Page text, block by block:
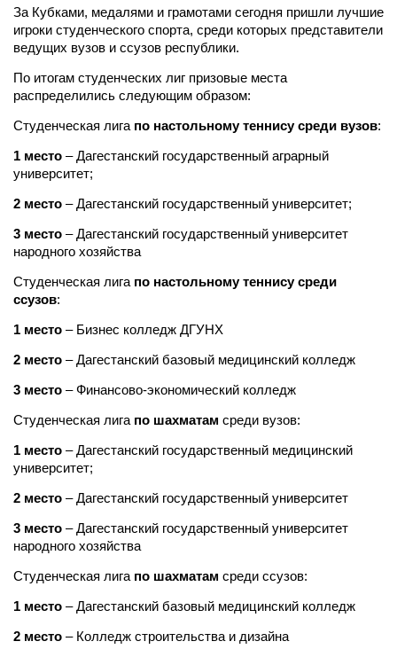
За Кубками, медалями и грамотами сегодня пришли лучшие
игроки студенческого спорта, среди которых представители
ведущих вузов и ссузов республики.
По итогам студенческих лиг призовые места
распределились следующим образом:
Студенческая лига по настольному теннису среди вузов:
1 место – Дагестанский государственный аграрный
университет;
2 место – Дагестанский государственный университет;
3 место – Дагестанский государственный университет
народного хозяйства
Студенческая лига по настольному теннису среди
ссузов:
1 место – Бизнес колледж ДГУНХ
2 место – Дагестанский базовый медицинский колледж
3 место – Финансово-экономический колледж
Студенческая лига по шахматам среди вузов:
1 место – Дагестанский государственный медицинский
университет;
2 место – Дагестанский государственный университет
3 место – Дагестанский государственный университет
народного хозяйства
Студенческая лига по шахматам среди ссузов:
1 место – Дагестанский базовый медицинский колледж
2 место – Колледж строительства и дизайна